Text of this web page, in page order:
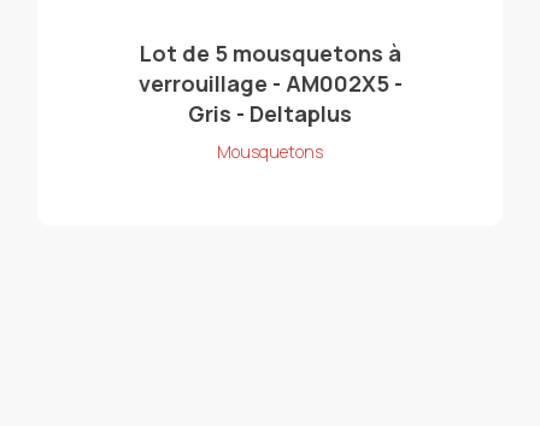
Lot de 5 mousquetons à
verrouillage - AM002X5 -
Gris - Deltaplus
Mousquetons